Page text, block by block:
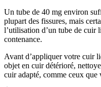
Un tube de 40 mg environ
plupart des fissures, mais
l’utilisation d’un tube de cuir
contenance.
Avant d’appliquer votre cuir
objet en cuir détérioré,
cuir adapté, comme ceux